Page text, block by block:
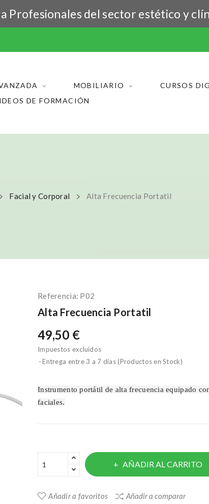
Profesionales del sector estético y
MOBILIARIO
CURSOS
DE FORMACIÓN
Facial y Corporal Alta Frecuencia Portatil
Referencia: P02
Alta Frecuencia Portatil
49,50 €
Impuestos excluidos
Entrega entre 3 a 7 días (Productos en Stock)
Instrumento portátil de alta frecuencia equipado
faciales.
AÑADIR AL CARRITO
Añadir a favoritos Añadir a comparar